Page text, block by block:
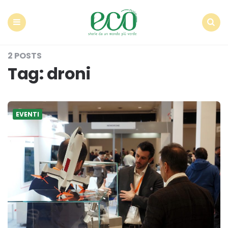
2 POSTS
Tag:droni
EVENTI